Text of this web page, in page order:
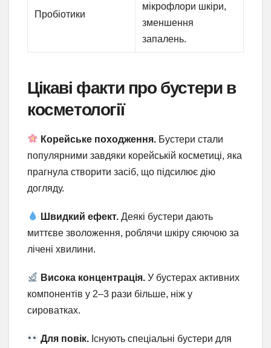
Пробіотики
мікрофлори шкіри,
зменшення
запалень.
Цікаві факти про бустери в
косметології
Корейське походження. Бустери стали
популярними завдяки корейській косметиці, яка
прагнула створити засіб, що підсилює дію
догляду.
Швидкий ефект. Деякі бустери дають
миттєве зволоження, роблячи шкіру сяючою за
лічені хвилини.
Висока концентрація. У бустерах активних
компонентів у 2–3 рази більше, ніж у
сироватках.
Для повік. Існують спеціальні бустери для